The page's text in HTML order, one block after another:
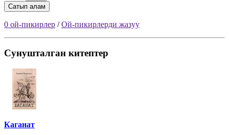
Сатып алам
0 ой-пикирлер /Ой-пикирлерди жазуу
Сунушталган китептер
Каганат